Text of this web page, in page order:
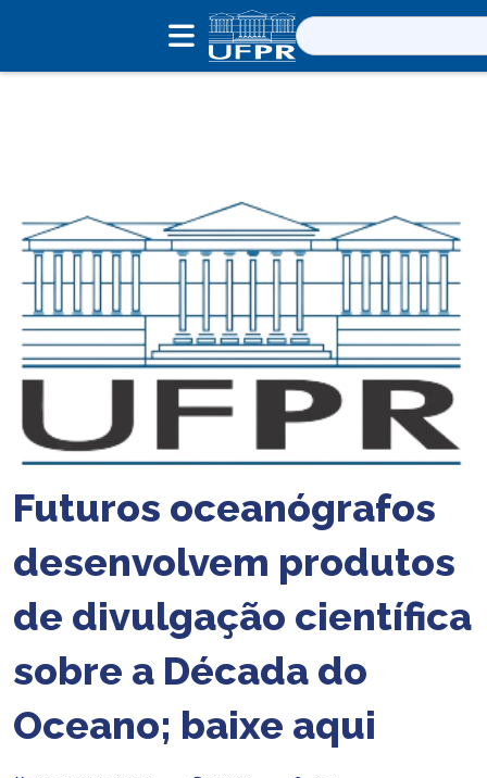
Pesquisar
por:
Futuros oceanógrafos
desenvolvem produtos
de divulgação científica
sobre a Década do
Oceano; baixe aqui